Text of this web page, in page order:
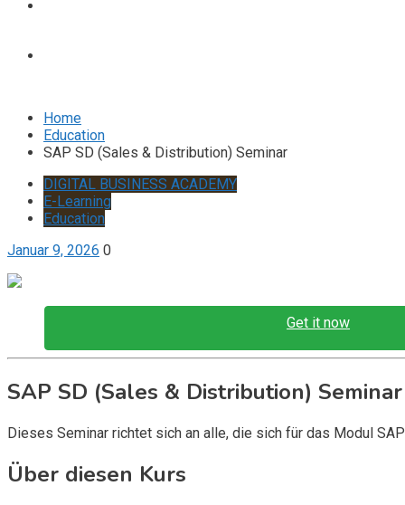
Home
Education
SAP SD (Sales & Distribution) Seminar
DIGITAL BUSINESS ACADEMY
E-Learning
Education
Januar 9, 2026 0
Get it now
SAP SD (Sales & Distribution) Seminar
Dieses Seminar richtet sich an alle, die sich für das Modul
Über diesen Kurs